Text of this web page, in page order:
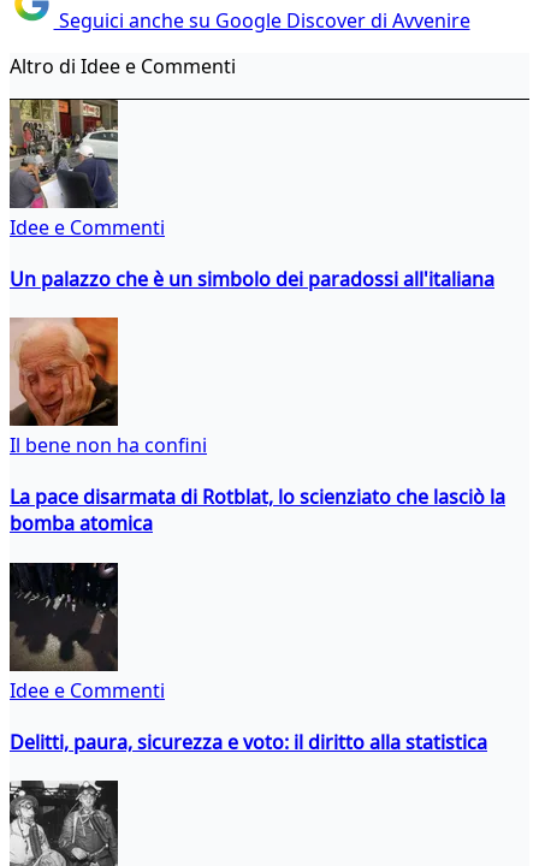
Seguici anche su Google Discover di Avvenire
Altro di Idee e Commenti
Idee e Commenti
Un palazzo che è un simbolo dei paradossi all'italiana
Il bene non ha confini
La pace disarmata di Rotblat, lo scienziato che lasciò la
bomba atomica
Idee e Commenti
Delitti, paura, sicurezza e voto: il diritto alla statistica